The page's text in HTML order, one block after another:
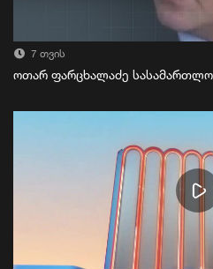
7 თვის
ოთარ ფარცხალაძე